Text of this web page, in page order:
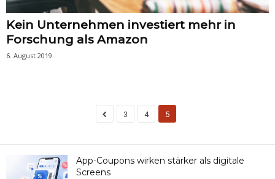
Kein Unternehmen investiert mehr in
Forschung als Amazon
6. August 2019
3 4 5
App-Coupons wirken stärker als digitale
Screens